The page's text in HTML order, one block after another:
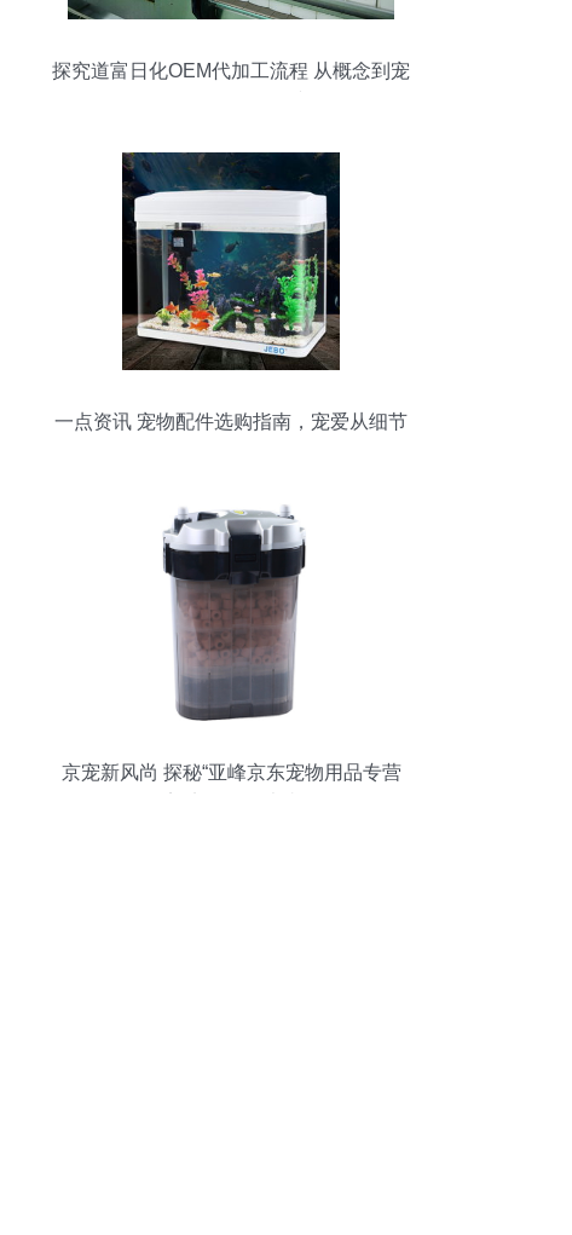
探究道富日化OEM代加工流程 从概念到宠
一点资讯 宠物配件选购指南，宠爱从细节
京宠新风尚 探秘“亚峰京东宠物用品专营